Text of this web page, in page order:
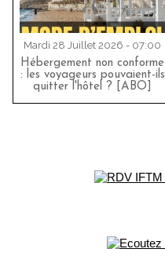
Mardi 28 Juillet 2026 - 07:00
Hébergement non conforme
: les voyageurs pouvaient-ils
quitter l'hôtel ? [ABO]